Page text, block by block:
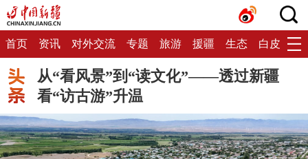
首页 资讯 对外交流 专题 旅游 援疆 生态 白皮书
从“看风景”到“读文化”——透过新疆
看“访古游”升温